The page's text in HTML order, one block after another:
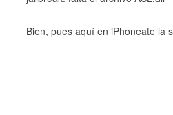
Bien, pues aquí en iPhoneate la